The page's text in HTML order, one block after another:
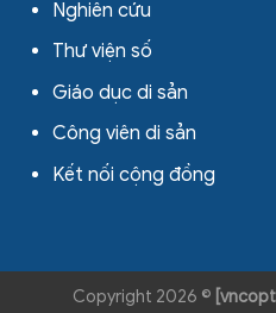
Nghiên cứu
Thư viện số
Giáo dục di sản
Công viên di sản
Kết nối cộng đồng
Copyright 2026 ©